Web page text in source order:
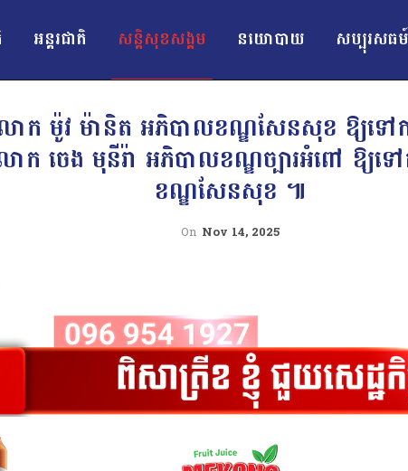
អន្ដរជាតិ សន្តិសុខសង្គម នយោបាយ សប្បុរសធម៍
ច លោក ម៉ូវ ម៉ានិត អភិបាលខណ្ឌសែនសុខ ឱ្យ
ក ចេង មុនីរ៉ា អភិបាលខណ្ឌច្បារអំពៅ ឱ្យ
ខណ្ឌសែនសុខ ៕
On Nov 14, 2025